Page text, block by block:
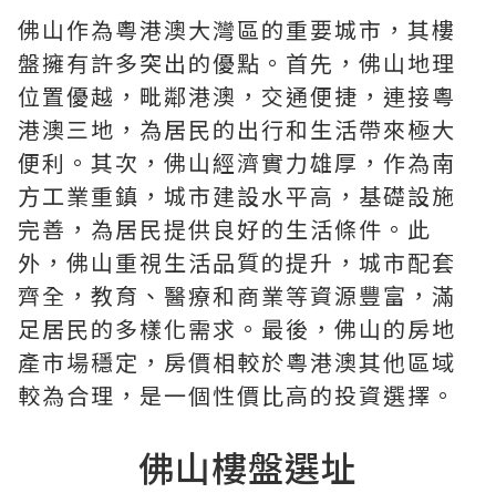
佛山作為粵港澳大灣區的重要城市，其樓
盤擁有許多突出的優點。首先，佛山地理
位置優越，毗鄰港澳，交通便捷，連接粵
港澳三地，為居民的出行和生活帶來極大
便利。其次，佛山經濟實力雄厚，作為南
方工業重鎮，城市建設水平高，基礎設施
完善，為居民提供良好的生活條件。此
外，佛山重視生活品質的提升，城市配套
齊全，教育、醫療和商業等資源豐富，滿
足居民的多樣化需求。最後，佛山的房地
產市場穩定，房價相較於粵港澳其他區域
較為合理，是一個性價比高的投資選擇。
佛山樓盤選址